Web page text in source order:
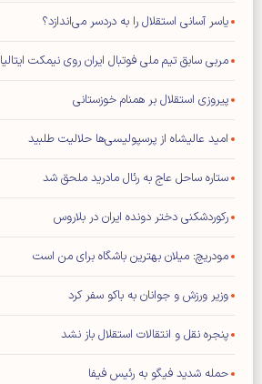
یاسر آسانی استقلال را به دردسر می‌اندازد؟
مربی سابق تیم ملی فوتبال ایران روی نیمکت ایتالیا
پیروزی استقلال بر همنام خوزستانی
امید عالیشاه از پرسپولیسی‌ها حلالیت طلبید
ستاره ساحل عاج به رئال مادرید ملحق شد
رکوردشکنی دختر دونده ایران در بلاروس
مودریچ: میلان بهترین باشگاه برای من است
وزیر ورزش و جوانان به باکو سفر کرد
پنجره نقل و انتقالات استقلال باز نشد
حمله شدید فیگو به رئیس فیفا